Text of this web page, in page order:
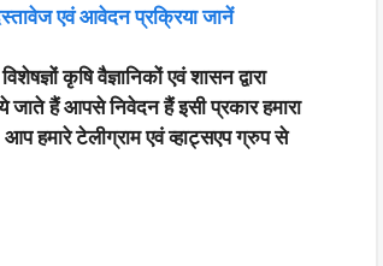
एवं आवेदन प्रक्रिया जानें
कृषि वैज्ञानिकों एवं शासन द्वारा
हैं आपसे निवेदन हैं इसी प्रकार हमारा
हमारे टेलीग्राम एवं व्हाट्सएप ग्रुप से